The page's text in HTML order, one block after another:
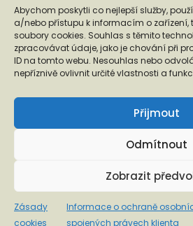
Abychom poskytli co nejlepší služby,
a/nebo přístupu k informacím o zařízení,
soubory cookies. Souhlas s těmito
zpracovávat údaje, jako je chování při
ID na tomto webu. Nesouhlas nebo
nepříznivě ovlivnit určité vlastnosti a
Přijmout
Odmítnout
Zobrazit
Zásady
cookies
Informace o ochraně
spojených právech klienta
Podporují nás...
❬
Informace o ochraně osobních údajů a